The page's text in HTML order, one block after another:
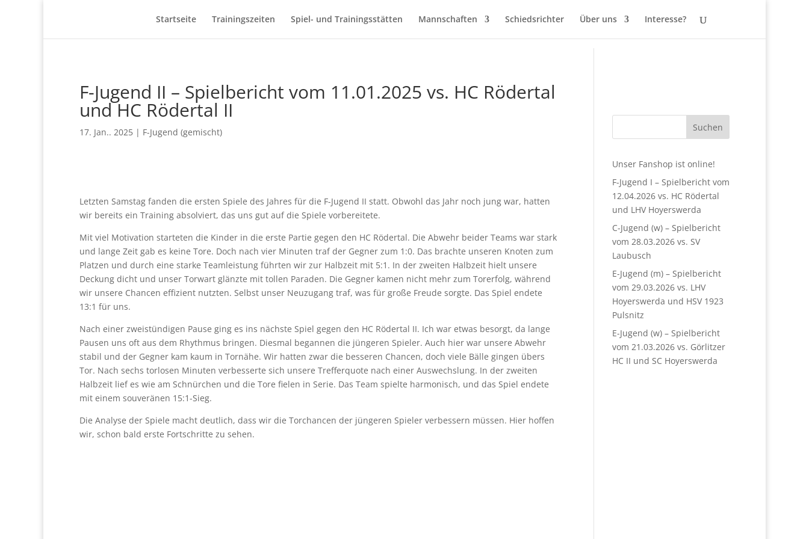
Startseite Trainingszeiten Spiel- und Trainingsstätten Mannschaften Schiedsrichter Über uns Interesse?
F-Jugend II – Spielbericht vom 11.01.2025 vs. HC Rödertal
und HC Rödertal II
17. Jan.. 2025 | F-Jugend (gemischt)
Letzten Samstag fanden die ersten Spiele des Jahres für die F-Jugend II statt. Obwohl das Jahr noch jung war, hatten
wir bereits ein Training absolviert, das uns gut auf die Spiele vorbereitete.
Mit viel Motivation starteten die Kinder in die erste Partie gegen den HC Rödertal. Die Abwehr beider Teams war stark
und lange Zeit gab es keine Tore. Doch nach vier Minuten traf der Gegner zum 1:0. Das brachte unseren Knoten zum
Platzen und durch eine starke Teamleistung führten wir zur Halbzeit mit 5:1. In der zweiten Halbzeit hielt unsere
Deckung dicht und unser Torwart glänzte mit tollen Paraden. Die Gegner kamen nicht mehr zum Torerfolg, während
wir unsere Chancen effizient nutzten. Selbst unser Neuzugang traf, was für große Freude sorgte. Das Spiel endete
13:1 für uns.
Nach einer zweistündigen Pause ging es ins nächste Spiel gegen den HC Rödertal II. Ich war etwas besorgt, da lange
Pausen uns oft aus dem Rhythmus bringen. Diesmal begannen die jüngeren Spieler. Auch hier war unsere Abwehr
stabil und der Gegner kam kaum in Tornähe. Wir hatten zwar die besseren Chancen, doch viele Bälle gingen übers
Tor. Nach sechs torlosen Minuten verbesserte sich unsere Trefferquote nach einer Auswechslung. In der zweiten
Halbzeit lief es wie am Schnürchen und die Tore fielen in Serie. Das Team spielte harmonisch, und das Spiel endete
mit einem souveränen 15:1-Sieg.
Die Analyse der Spiele macht deutlich, dass wir die Torchancen der jüngeren Spieler verbessern müssen. Hier hoffen
wir, schon bald erste Fortschritte zu sehen.
Suchen
Unser Fanshop ist online!
F-Jugend I – Spielbericht vom
12.04.2026 vs. HC Rödertal
und LHV Hoyerswerda
C-Jugend (w) – Spielbericht
vom 28.03.2026 vs. SV
Laubusch
E-Jugend (m) – Spielbericht
vom 29.03.2026 vs. LHV
Hoyerswerda und HSV 1923
Pulsnitz
E-Jugend (w) – Spielbericht
vom 21.03.2026 vs. Görlitzer
HC II und SC Hoyerswerda